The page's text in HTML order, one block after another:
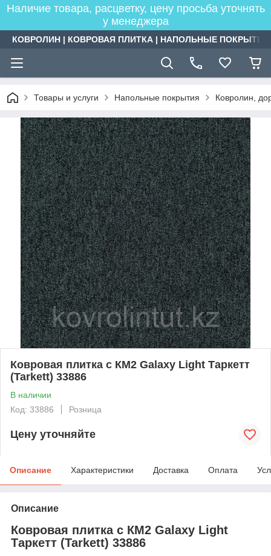
Наличие товара, расцветку, цену просьба уточнять
у менеджера
КОВРОЛИН | КОВРОВАЯ ПЛИТКА | НАПОЛЬНЫЕ
Товары и услуги Напольные покрытия Ковролин,
Ковровая плитка с КМ2 Galaxy Light Таркетт
(Tarkett) 33886
В наличии
Код: 33886
Розница
Цену уточняйте
Описание Характеристики Доставка Оплата
Описание
Ковровая плитка с КМ2 Galaxy Light
Таркетт (Tarkett) 33886